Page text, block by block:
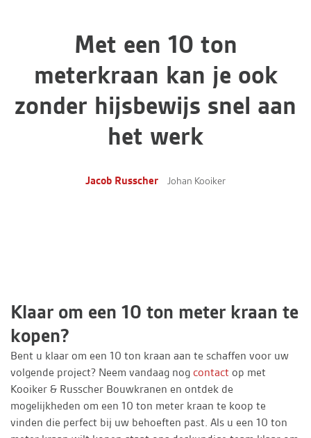
Met een 10 ton
meterkraan kan je ook
zonder hijsbewijs snel aan
het werk
Jacob Russcher Johan Kooiker
Klaar om een 10 ton meter kraan te
kopen?
Bent u klaar om een 10 ton kraan aan te schaffen voor uw
volgende project? Neem vandaag nog contact op met
Kooiker & Russcher Bouwkranen en ontdek de
mogelijkheden om een 10 ton meter kraan te koop te
vinden die perfect bij uw behoeften past. Als u een 10 ton